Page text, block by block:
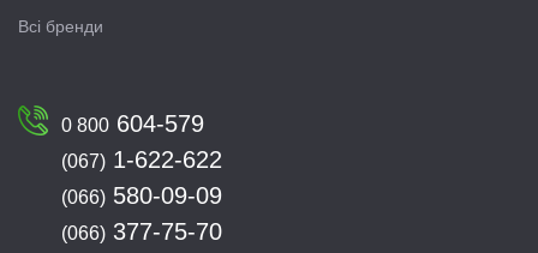
Всі бренди
0 800 604-579
(067) 1-622-622
(066) 580-09-09
(066) 377-75-70